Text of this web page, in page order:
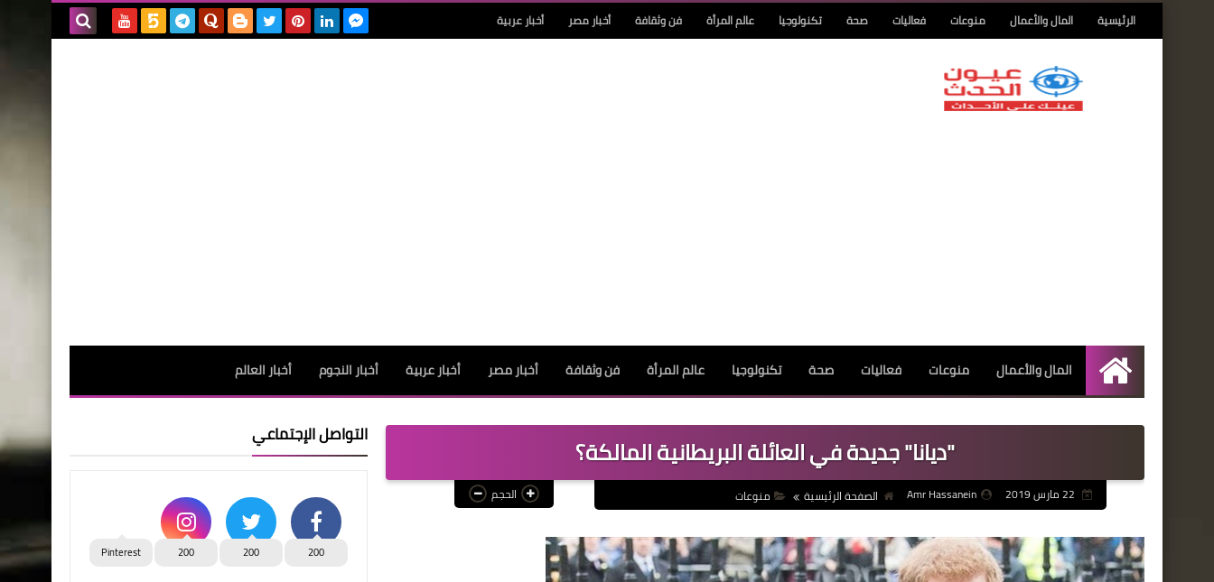
الرئيسية المال والأعمال منوعات فعاليات صحة تكنولوجيا عالم المرأة فن وثقافة أخبار مصر أخبار عربية
الرئيسية
المال والأعمال منوعات فعاليات صحة تكنولوجيا عالم المرأة فن وثقافة أخبار مصر أخبار عربية أخبار النجوم أخبار العالم
"ديانا" جديدة في العائلة البريطانية المالكة؟
Amr Hassanein الصفحة الرئيسية منوعات الحجم
التواصل الإجتماعي
200
200
200
Pinterest